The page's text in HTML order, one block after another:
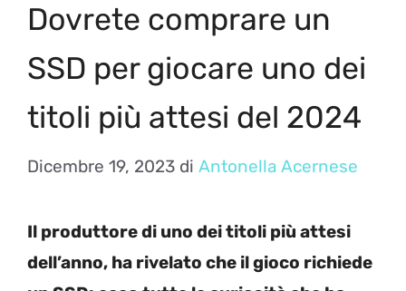
Dovrete comprare un
SSD per giocare uno dei
titoli più attesi del 2024
Dicembre 19, 2023 di Antonella Acernese
Il produttore di uno dei titoli più attesi
dell’anno, ha rivelato che il gioco richiede